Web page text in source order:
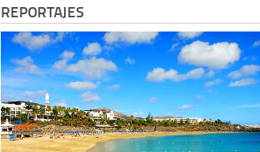
REPORTAJES